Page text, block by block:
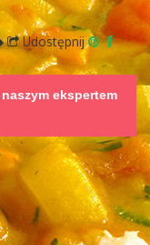
Udostępnij
ekspertem